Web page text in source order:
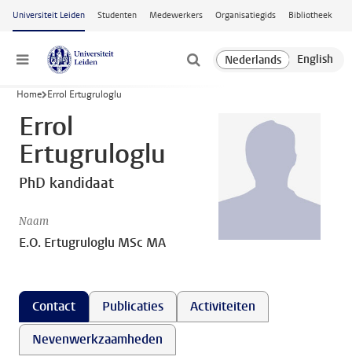
Ga naar hoofdinhoud
Universiteit Leiden Studenten Medewerkers Organisatiegids Bibliotheek
Menu
Home Errol Ertugruloglu
Errol
Ertugruloglu
PhD kandidaat
Naam
E.O. Ertugruloglu MSc MA
Contact Publicaties
Activiteiten
Nevenwerkzaamheden